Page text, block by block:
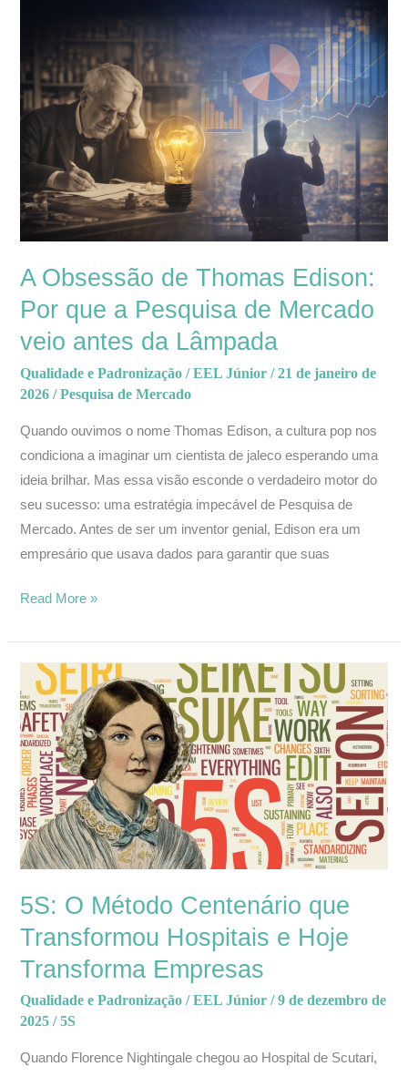
A Obsessão de Thomas Edison:
Por que a Pesquisa de Mercado
veio antes da Lâmpada
Qualidade e Padronização /EEL Júnior/21 de janeiro de
2026/Pesquisa de Mercado
Quando ouvimos o nome Thomas Edison, a cultura pop nos
condiciona a imaginar um cientista de jaleco esperando uma
ideia brilhar. Mas essa visão esconde o verdadeiro motor do
seu sucesso: uma estratégia impecável de Pesquisa de
Mercado. Antes de ser um inventor genial, Edison era um
empresário que usava dados para garantir que suas
Thomas
Edison:
Por
que
Pesquisa
veio
antes
Lâmpada
Read More »
5S: O Método Centenário que
Transformou Hospitais e Hoje
Transforma Empresas
Qualidade e Padronização /EEL Júnior/9 de dezembro de
2025/5S
Quando Florence Nightingale chegou ao Hospital de Scutari,
5S:
O
Método
Centenário
que
Transformou
Hospitais
e
Hoje
Transforma